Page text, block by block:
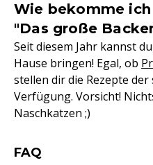
Wie bekomme
"Das große
Seit diesem Jahr kannst
Hause bringen! Egal, ob
stellen dir die Rezepte
Verfügung. Vorsicht!
Naschkatzen ;)
FAQ